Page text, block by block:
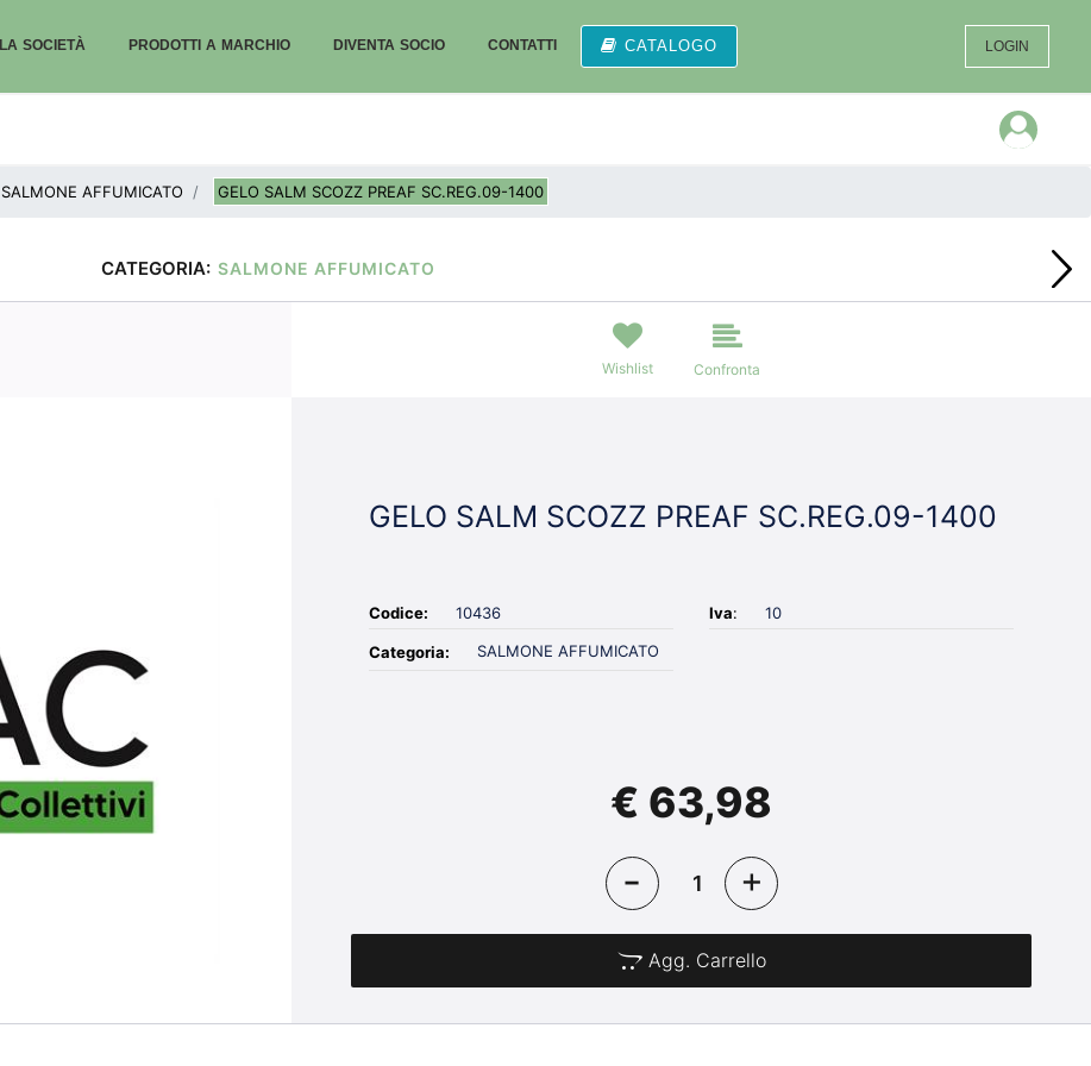
LA SOCIETÀ PRODOTTI A MARCHIO DIVENTA SOCIO CONTATTI CATALOGO LOGIN
Open
SALMONE AFFUMICATO GELO SALM SCOZZ PREAF SC.REG.09-1400
CATEGORIA: SALMONE AFFUMICATO
Wishlist Confronta
GELO SALM SCOZZ PREAF SC.REG.09-1400
Codice: 10436
Categoria: SALMONE AFFUMICATO
Iva: 10
€ 63,98
Agg. Carrello